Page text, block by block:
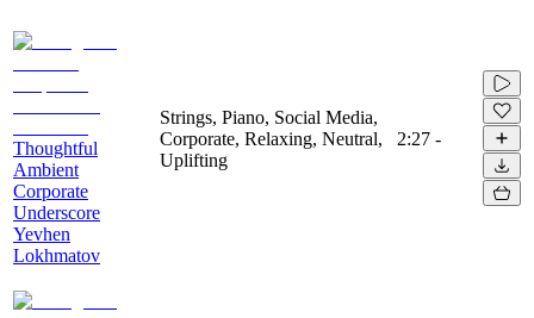
Thoughtful
Ambient
Corporate
Underscore
Yevhen
Lokhmatov
Strings, Piano, Social Media,
Corporate, Relaxing, Neutral,
Uplifting
2:27 -